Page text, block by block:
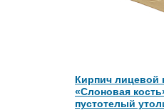
Кирпич лицевой
«Слоновая
пустотелый